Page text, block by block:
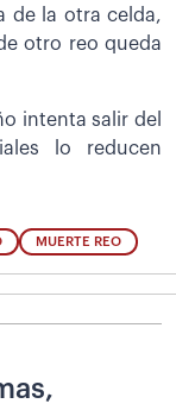
de la otra celda,
otro reo queda
intenta salir del
lo reducen
MUERTE REO